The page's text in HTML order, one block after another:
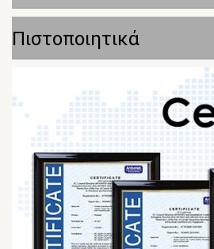
Πιστοποιητικά